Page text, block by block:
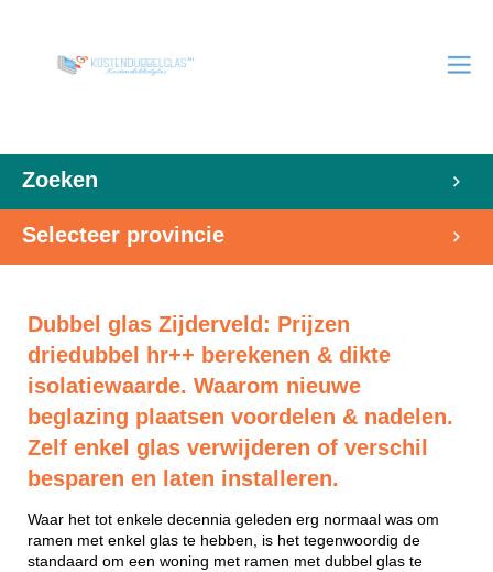
Zoeken
Selecteer provincie
Dubbel glas Zijderveld: Prijzen
driedubbel hr++ berekenen & dikte
isolatiewaarde. Waarom nieuwe
beglazing plaatsen voordelen & nadelen.
Zelf enkel glas verwijderen of verschil
besparen en laten installeren.
Waar het tot enkele decennia geleden erg normaal was om
ramen met enkel glas te hebben, is het tegenwoordig de
standaard om een woning met ramen met dubbel glas te